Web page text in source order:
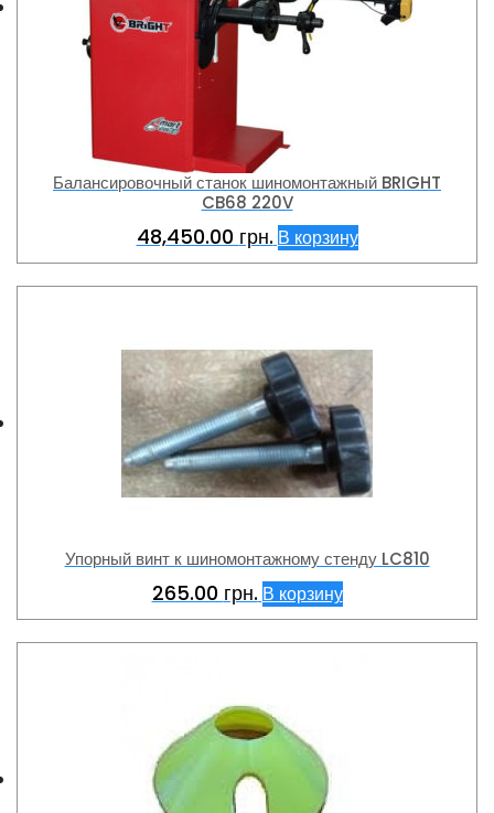
Балансировочный станок шиномонтажный BRIGHT
CB68 220V
48,450.00 грн. В корзину
Упорный винт к шиномонтажному стенду LC810
265.00 грн. В корзину